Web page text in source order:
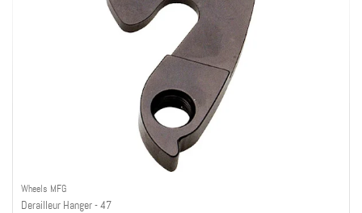
Wheels MFG
Derailleur Hanger - 47